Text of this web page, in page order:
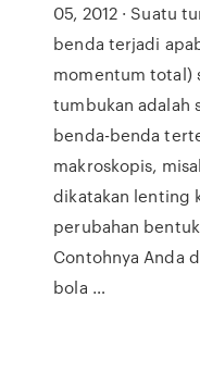
05, 2012 · Suatu
benda terjadi
momentum total)
tumbukan adalah
benda-benda
makroskopis,
dikatakan lenting
perubahan
Contohnya Anda
bola …